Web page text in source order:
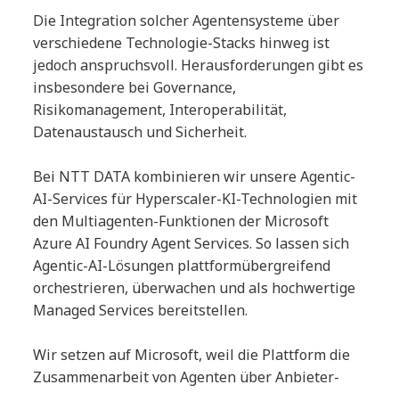
Die Integration solcher Agentensysteme über
verschiedene Technologie-Stacks hinweg ist
jedoch anspruchsvoll. Herausforderungen gibt es
insbesondere bei Governance,
Risikomanagement, Interoperabilität,
Datenaustausch und Sicherheit.
Bei NTT DATA kombinieren wir unsere Agentic-
AI-Services für Hyperscaler-KI-Technologien mit
den Multiagenten-Funktionen der Microsoft
Azure AI Foundry Agent Services. So lassen sich
Agentic-AI-Lösungen plattformübergreifend
orchestrieren, überwachen und als hochwertige
Managed Services bereitstellen.
Wir setzen auf Microsoft, weil die Plattform die
Zusammenarbeit von Agenten über Anbieter-